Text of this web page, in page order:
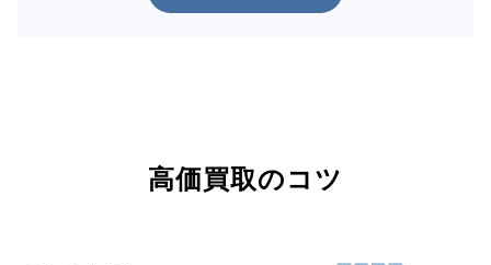
高価買取のコツ